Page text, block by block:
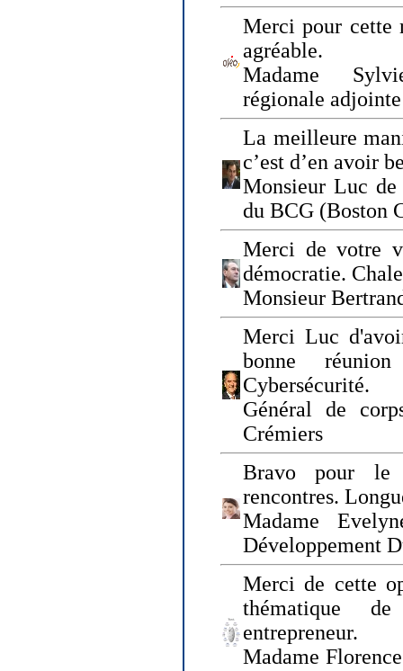
Merci pour cette
agréable.
Madame
régionale
La meilleure
c’est d’en avoir
Monsieur Luc de
du BCG (Boston
Merci de votre
démocratie.
Monsieur
Merci Luc
bonne
Cybersécurité.
Général de
Crémiers
Bravo pour le
rencontres.
Madame
Développement
Merci de cette
thématique
entrepreneur.
Madame